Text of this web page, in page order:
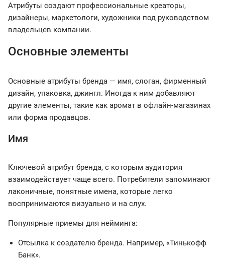
Атрибуты создают профессиональные креаторы,
дизайнеры, маркетологи, художники под руководством
владельцев компании.
Основные элементы
Основные атрибуты бренда — имя, слоган, фирменный
дизайн, упаковка, джингл. Иногда к ним добавляют
другие элементы, такие как аромат в офлайн-магазинах
или форма продавцов.
Имя
Ключевой атрибут бренда, с которым аудитория
взаимодействует чаще всего. Потребители запоминают
лаконичные, понятные имена, которые легко
воспринимаются визуально и на слух.
Популярные приемы для нейминга:
Отсылка к создателю бренда. Например, «Тинькофф
Банк».